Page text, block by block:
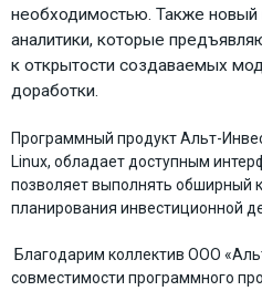
необходимостью. Также новый
аналитики, которые
к открытости создаваемых
доработки.
Программный продукт Альт-
Linux, обладает доступным
позволяет выполнять обширный
планирования инвестиционной
Благодарим коллектив ООО
совместимости программного